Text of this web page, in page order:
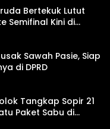
Bertekuk Lutut
Semifinal Kini di
Sawah Pasie, Siap
di DPRD
Tangkap Sopir 21
Paket Sabu di